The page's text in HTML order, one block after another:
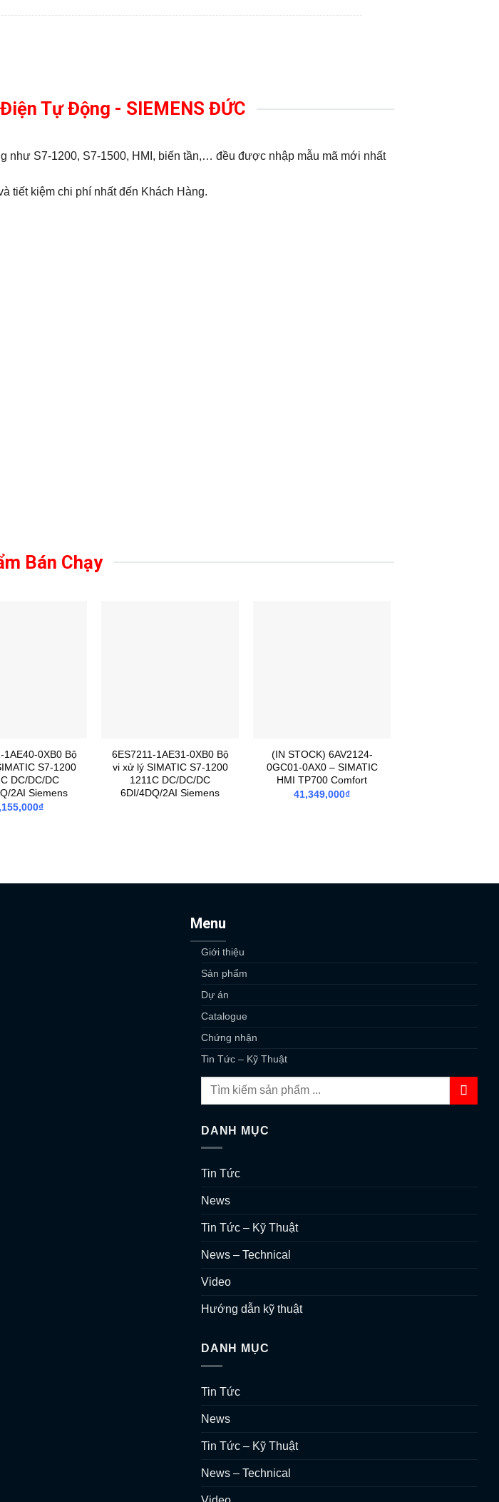
Tự Động - SIEMENS ĐỨC
như S7-1200, S7-1500, HMI, biến tần,… đều được nhập mẫu mã mới nhất
tiết kiệm chi phí nhất đến Khách Hàng.
Bán Chạy
1AE40-0XB0 Bộ
S7-1200
DC/DC/DC
2AI Siemens
₫
6ES7211-1AE31-0XB0 Bộ
vi xử lý SIMATIC S7-1200
1211C DC/DC/DC
6DI/4DQ/2AI Siemens
(IN STOCK) 6AV2124-
0GC01-0AX0 – SIMATIC
HMI TP700 Comfort
41,349,000₫
Menu
Giới thiệu
Sản phẩm
Dự án
Catalogue
Chứng nhận
Tin Tức – Kỹ Thuật
DANH MỤC
Tin Tức
News
Tin Tức – Kỹ Thuật
News – Technical
Video
Hướng dẫn kỹ thuật
DANH MỤC
Tin Tức
News
Tin Tức – Kỹ Thuật
News – Technical